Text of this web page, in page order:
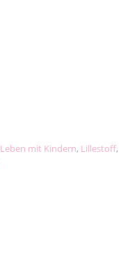
Leben mit Kindern, Lillestoff,